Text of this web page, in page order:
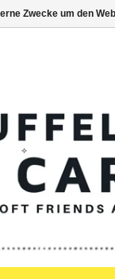
Zwecke um den